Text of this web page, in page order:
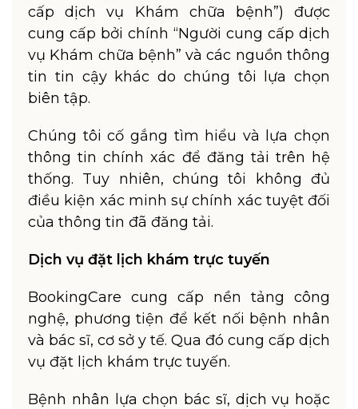
cấp dịch vụ Khám chữa bệnh”) được
cung cấp bởi chính “Người cung cấp dịch
vụ Khám chữa bệnh” và các nguồn thông
tin tin cậy khác do chúng tôi lựa chọn
biên tập.
Chúng tôi cố gắng tìm hiểu và lựa chọn
thông tin chính xác để đăng tải trên hệ
thống. Tuy nhiên, chúng tôi không đủ
điều kiện xác minh sự chính xác tuyệt đối
của thông tin đã đăng tải.
Dịch vụ đặt lịch khám trực tuyến
BookingCare cung cấp nền tảng công
nghệ, phương tiện để kết nối bệnh nhân
và bác sĩ, cơ sở y tế. Qua đó cung cấp dịch
vụ đặt lịch khám trực tuyến.
Bệnh nhân lựa chọn bác sĩ, dịch vụ hoặc